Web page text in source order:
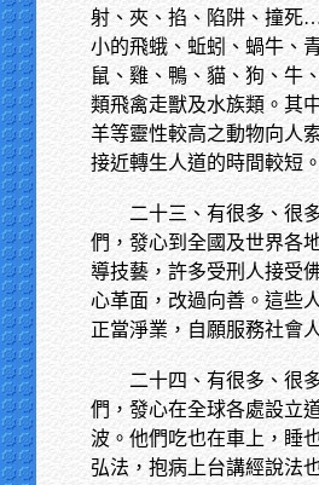
射、夾、掐、陷阱、撞
小的飛蛾、蚯蚓、蝸牛、
鼠、雞、鴨、貓、狗、
類飛禽走獸及水族類。其
羊等靈性較高之動物向人
接近轉生人道的時間較短。
二十三、有很多、很
們，發心到全國及世界各
導技藝，許多受刑人接受
心革面，改過向善。這些
正當淨業，自願服務社會
二十四、有很多、很
們，發心在全球各處設立
波。他們吃也在車上，睡
弘法，抱病上台講經說法